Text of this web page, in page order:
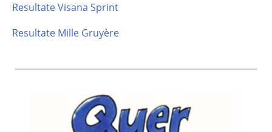
Resultate Visana Sprint
Resultate Mille Gruyère